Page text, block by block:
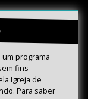
um programa
fins
Igreja de
Para saber